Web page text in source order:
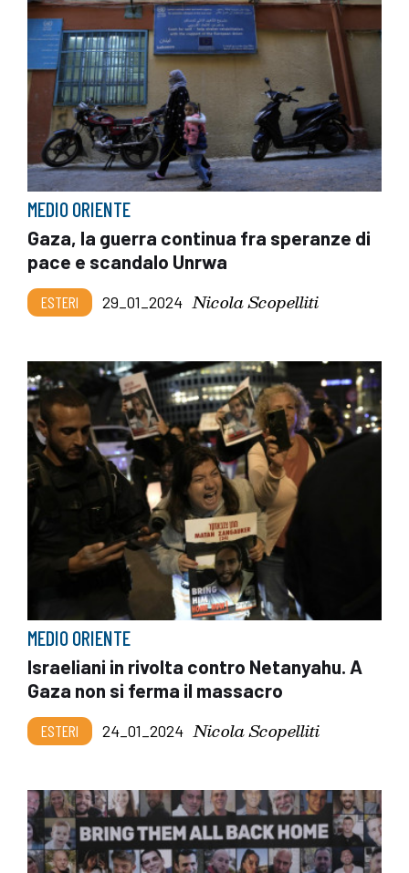
MEDIO ORIENTE
Gaza, la guerra continua fra speranze di
pace e scandalo Unrwa
ESTERI 29_01_2024 Nicola Scopelliti
MEDIO ORIENTE
Israeliani in rivolta contro Netanyahu. A
Gaza non si ferma il massacro
ESTERI 24_01_2024 Nicola Scopelliti